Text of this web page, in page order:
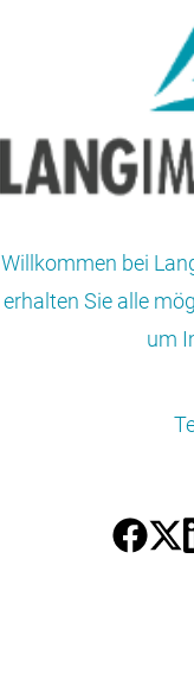
Willkommen bei
erhalten Sie alle
um